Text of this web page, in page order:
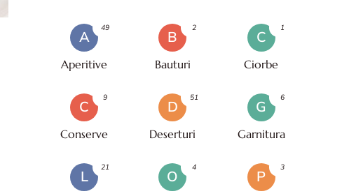
A
Aperitive
49
B
Bauturi
2
C
Ciorbe
1
C
Conserve
9
D
Deserturi
51
G
Garnitura
6
L
21
O
4
P
3